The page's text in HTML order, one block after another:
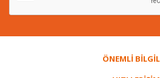
ÖNEMLİ